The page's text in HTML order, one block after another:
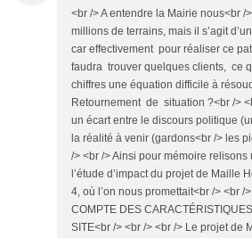
<br /> A entendre la Mairie nous<br /
millions de terrains, mais il s’agit
car effectivement pour réaliser ce
faudra trouver quelques clients, ce
chiffres une équation difficile à
Retournement de situation ?<br />
un écart entre le discours politique
la réalité à venir (gardons<br /> les
/> <br /> Ainsi pour mémoire relisons
l’étude d’impact du projet de Maille
4, où l’on nous promettait<br /> <br /
COMPTE DES
SITE<br /> <br /> <br /> Le projet de